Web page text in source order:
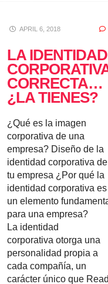
APRIL 6, 2018
LA IDENTIDAD
CORRECTA…
¿LA TIENES?
¿Qué es la imagen
corporativa de una
empresa? Diseño de la
identidad corporativa de
tu empresa ¿Por qué la
identidad corporativa es
un elemento
para una empresa?
La identidad
corporativa otorga una
personalidad propia a
cada compañía, un
carácter único que Read